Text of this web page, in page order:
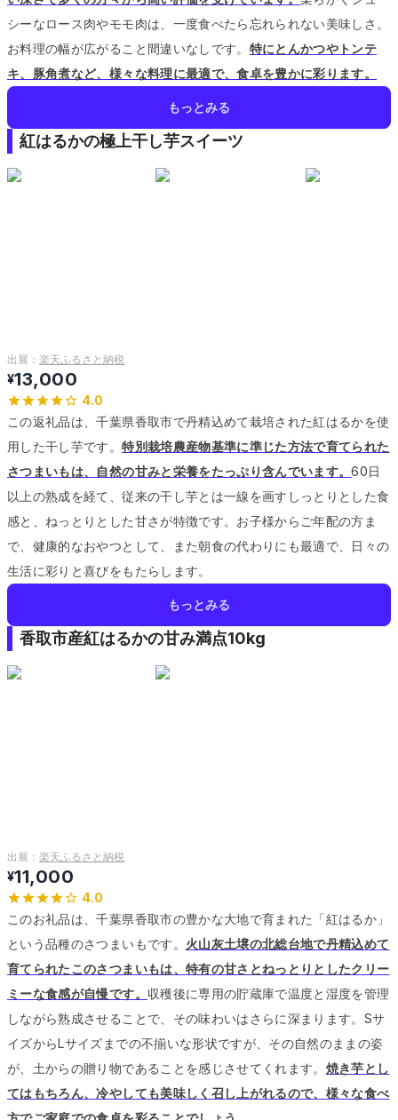
シーなロース肉やモモ肉は、一度食べたら忘れられない美味しさ。
お料理の幅が広がること間違いなしです。 特にとんかつやトンテ
キ、豚角煮など、様々な料理に最適で、食卓を豊かに彩ります。
もっとみる
紅はるかの極上干し芋スイーツ
出展： 楽天ふるさと納税
¥13,000
4.0
この返礼品は、千葉県香取市で丹精込めて栽培された紅はるかを使
用した干し芋です。特別栽培農産物基準に準じた方法で育てられた
さつまいもは、自然の甘みと栄養をたっぷり含んでいます。60日
以上の熟成を経て、従来の干し芋とは一線を画すしっとりとした食
感と、ねっとりとした甘さが特徴です。 お子様からご年配の方ま
で、健康的なおやつとして、また朝食の代わりにも最適で、日々の
生活に彩りと喜びをもたらします。
もっとみる
香取市産紅はるかの甘み満点10kg
出展： 楽天ふるさと納税
¥11,000
4.0
このお礼品は、千葉県香取市の豊かな大地で育まれた「紅はるか」
という品種のさつまいもです。 火山灰土壌の北総台地で丹精込めて
育てられたこのさつまいもは、特有の甘さとねっとりとしたクリー
ミーな食感が自慢です。 収穫後に専用の貯蔵庫で温度と湿度を管理
しながら熟成させることで、その味わいはさらに深まります。 Sサ
イズからLサイズまでの不揃いな形状ですが、その自然のままの姿
が、土からの贈り物であることを感じさせてくれます。 焼き芋とし
てはもちろん、冷やしても美味しく召し上がれるので、様々な食べ